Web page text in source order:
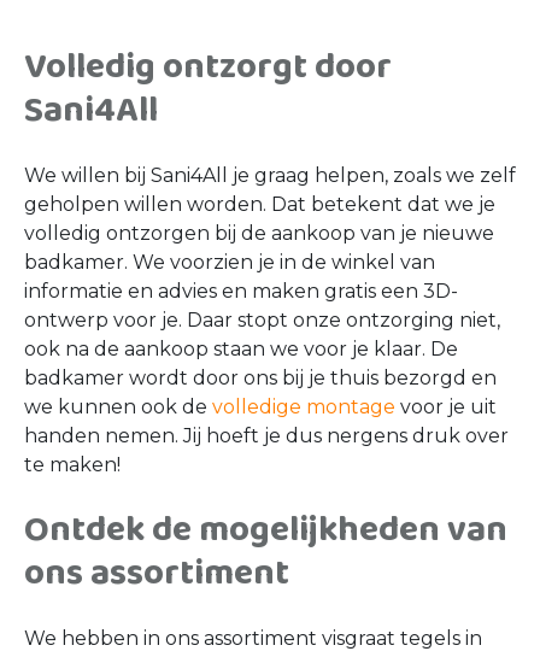
Moderne badkamer
Een stijl waar je wat minder snel aan zou denken, is
bij de moderne stijl. Kies voor een wat kleiner